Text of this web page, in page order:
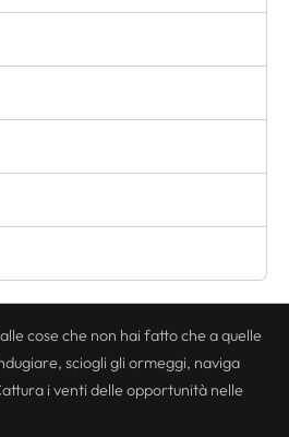
cose che non hai fatto che a quelle
sciogli gli ormeggi, naviga
i venti delle opportunità nelle